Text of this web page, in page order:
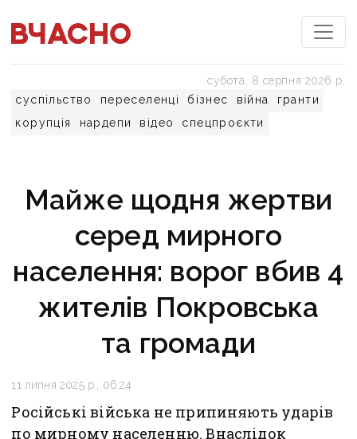
суспільство переселенці бізнес війна
гранти
корупція
нардепи відео спецпроєкти
субота, 8 серпня 2026 р.
Майже щодня жертви
серед мирного
населення: ворог вбив 4
жителів Покровська
та громади
11 липня 2025 р., 06:24
Російські війська не припиняють ударів
по мирному населенню. Внаслідок